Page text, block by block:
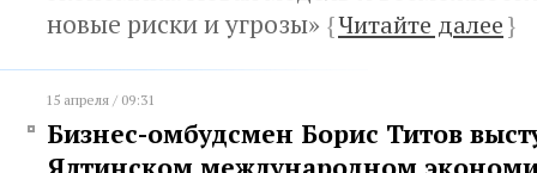
новые риски и угрозы» {Читайте далее}
15 апреля / 09:31
Бизнес-омбудсмен Борис Титов